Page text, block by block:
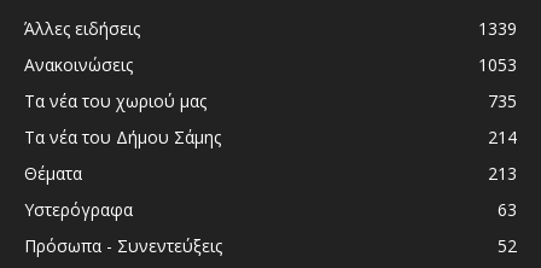
Άλλες ειδήσεις
1339
Ανακοινώσεις
1053
Τα νέα του χωριού μας
735
Τα νέα του Δήμου Σάμης
214
Θέματα
213
Υστερόγραφα
63
Πρόσωπα - Συνεντεύξεις
52